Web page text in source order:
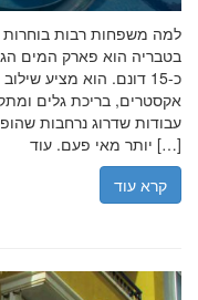
למה משפחות רבות בוחרות
בטבריה הוא פארק המים
כ-15 דונם. הוא מציע
עבודות שדרוג נרחבות
יותר מאי פעם. עוד […]
קרא עוד